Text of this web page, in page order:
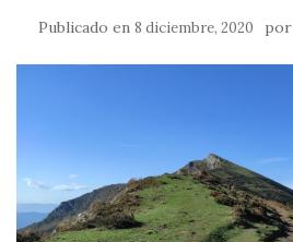
Publicado en 8 diciembre, 2020 por